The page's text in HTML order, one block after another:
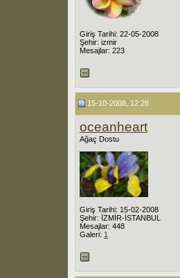
Giriş Tarihi: 22-05-2008
Şehir: izmir
Mesajlar: 223
15-10-2008, 12:28
oceanheart
Ağaç Dostu
Giriş Tarihi: 15-02-2008
Şehir: İZMİR-İSTANBUL
Mesajlar: 448
Galeri: 1